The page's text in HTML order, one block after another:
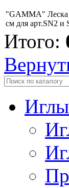
"GAMMA" Леска
см для арт.SN2 и
Итого: